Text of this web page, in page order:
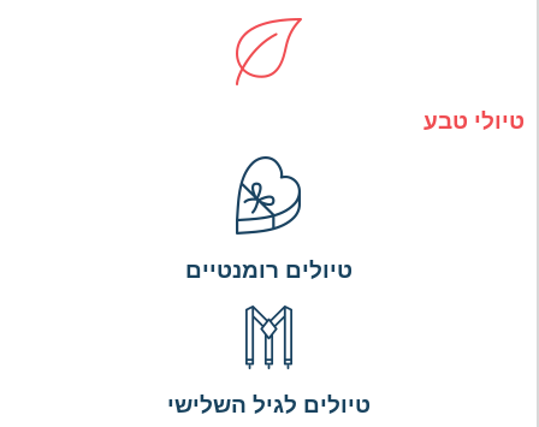
טיולי טבע
טיולים רומנטיים
טיולים לגיל השלישי